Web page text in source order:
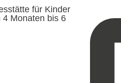
für Kinder
4 Monaten bis 6